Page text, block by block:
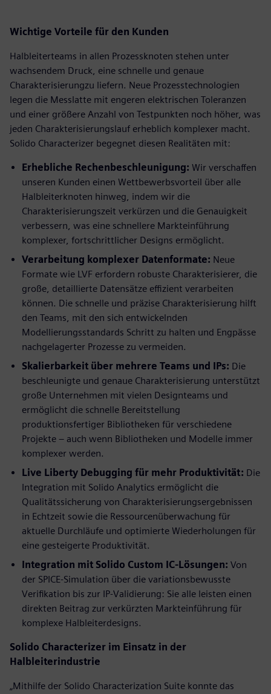
Wichtige Vorteile für den Kunden
Halbleiterteams in allen Prozessknoten stehen unter
wachsendem Druck, eine schnelle und genaue
Charakterisierungzu liefern. Neue Prozesstechnologien
legen die Messlatte mit engeren elektrischen Toleranzen
und einer größere Anzahl von Testpunkten noch höher, was
jeden Charakterisierungslauf erheblich komplexer macht.
Solido Characterizer begegnet diesen Realitäten mit:
Erhebliche Rechenbeschleunigung: Wir verschaffen
unseren Kunden einen Wettbewerbsvorteil über alle
Halbleiterknoten hinweg, indem wir die
Charakterisierungszeit verkürzen und die Genauigkeit
verbessern, was eine schnellere Markteinführung
komplexer, fortschrittlicher Designs ermöglicht.
Verarbeitung komplexer Datenformate: Neue
Formate wie LVF erfordern robuste Charakterisierer, die
große, detaillierte Datensätze effizient verarbeiten
können. Die schnelle und präzise Charakterisierung hilft
den Teams, mit den sich entwickelnden
Modellierungsstandards Schritt zu halten und Engpässe
nachgelagerter Prozesse zu vermeiden.
Skalierbarkeit über mehrere Teams und IPs: Die
beschleunigte und genaue Charakterisierung unterstützt
große Unternehmen mit vielen Designteams und
ermöglicht die schnelle Bereitstellung
produktionsfertiger Bibliotheken für verschiedene
Projekte – auch wenn Bibliotheken und Modelle immer
komplexer werden.
Live Liberty Debugging für mehr Produktivität: Die
Integration mit Solido Analytics ermöglicht die
Qualitätssicherung von Charakterisierungsergebnissen
in Echtzeit sowie die Ressourcenüberwachung für
aktuelle Durchläufe und optimierte Wiederholungen für
eine gesteigerte Produktivität.
Integration mit Solido Custom IC-Lösungen: Von
der SPICE-Simulation über die variationsbewusste
Verifikation bis zur IP-Validierung: Sie alle leisten einen
direkten Beitrag zur verkürzten Markteinführung für
komplexe Halbleiterdesigns.
Solido Characterizer im Einsatz in der
Halbleiterindustrie
„Mithilfe der Solido Characterization Suite konnte das